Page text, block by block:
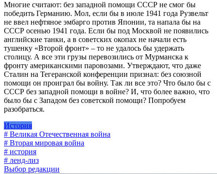
Многие считают: без западной помощи СССР не смог бы
победить Германию. Мол, если бы в июле 1941 года Рузвельт
не ввел нефтяное эмбарго против Японии, та напала бы на
СССР осенью 1941 года. Если бы под Москвой не появились
английские танки, а в советских окопах не начали есть
тушенку «Второй фронт» – то не удалось бы удержать
столицу. А все эти грузы перевозились от Мурманска к
фронту американскими паровозами. Утверждают, что даже
Сталин на Тегеранской конференции признал: без союзной
помощи он проиграл бы войну. Так ли все это? Что было бы с
СССР без западной помощи в войне? И, что более важно, что
было бы с Западом без советской помощи? Попробуем
разобраться.
История
# Великая Отечественная война
# Вторая мировая война
# история
# ленд-лиз
Выбор редакции